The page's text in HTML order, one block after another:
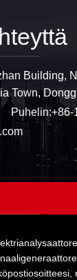
Building,
Town,
Puhelin:+86-